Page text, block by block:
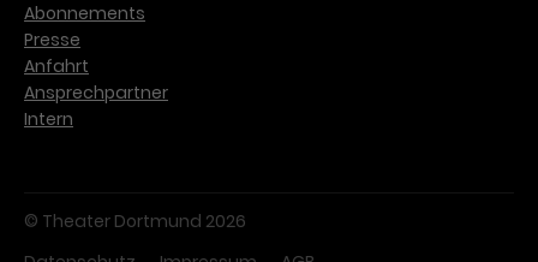
Abonnements
Presse
Anfahrt
Ansprechpartner
Intern
© Theater Dortmund 2026